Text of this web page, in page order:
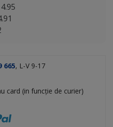
665, L-V 9-17
card (in funcție de curier)